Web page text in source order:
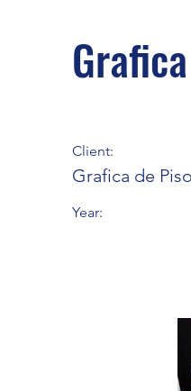
Client:
Grafica de
Year: